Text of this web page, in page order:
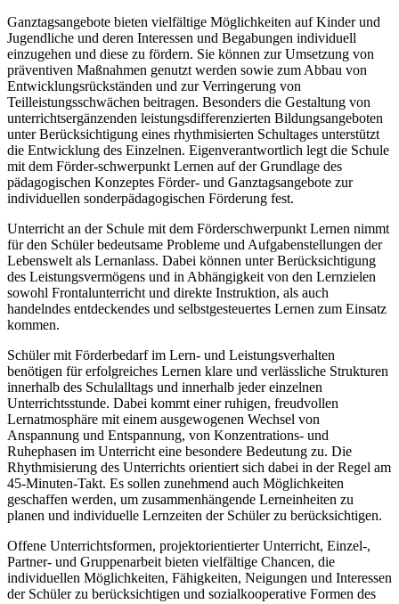
Ganztagsangebote bieten vielfältige Möglichkeiten auf Kinder und
Jugendliche und deren Interessen und Begabungen individuell
einzugehen und diese zu fördern. Sie können zur Umsetzung von
präventiven Maßnahmen genutzt werden sowie zum Abbau von
Entwicklungsrückständen und zur Verringerung von
Teilleistungsschwächen beitragen. Besonders die Gestaltung von
unterrichtsergänzenden leistungsdifferenzierten Bildungsangeboten
unter Berücksichtigung eines rhythmisierten Schultages unterstützt
die Entwicklung des Einzelnen. Eigenverantwortlich legt die Schule
mit dem Förder-schwerpunkt Lernen auf der Grundlage des
pädagogischen Konzeptes Förder- und Ganztagsangebote zur
individuellen sonderpädagogischen Förderung fest.
Unterricht an der Schule mit dem Förderschwerpunkt Lernen nimmt
für den Schüler bedeutsame Probleme und Aufgabenstellungen der
Lebenswelt als Lernanlass. Dabei können unter Berücksichtigung
des Leistungsvermögens und in Abhängigkeit von den Lernzielen
sowohl Frontalunterricht und direkte Instruktion, als auch
handelndes entdeckendes und selbstgesteuertes Lernen zum Einsatz
kommen.
Schüler mit Förderbedarf im Lern- und Leistungsverhalten
benötigen für erfolgreiches Lernen klare und verlässliche Strukturen
innerhalb des Schulalltags und innerhalb jeder einzelnen
Unterrichtsstunde. Dabei kommt einer ruhigen, freudvollen
Lernatmosphäre mit einem ausgewogenen Wechsel von
Anspannung und Entspannung, von Konzentrations- und
Ruhephasen im Unterricht eine besondere Bedeutung zu. Die
Rhythmisierung des Unterrichts orientiert sich dabei in der Regel am
45-Minuten-Takt. Es sollen zunehmend auch Möglichkeiten
geschaffen werden, um zusammenhängende Lerneinheiten zu
planen und individuelle Lernzeiten der Schüler zu berücksichtigen.
Offene Unterrichtsformen, projektorientierter Unterricht, Einzel-,
Partner- und Gruppenarbeit bieten vielfältige Chancen, die
individuellen Möglichkeiten, Fähigkeiten, Neigungen und Interessen
der Schüler zu berücksichtigen und sozialkooperative Formen des